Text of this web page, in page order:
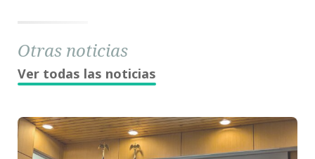
Otras noticias
Ver todas las noticias